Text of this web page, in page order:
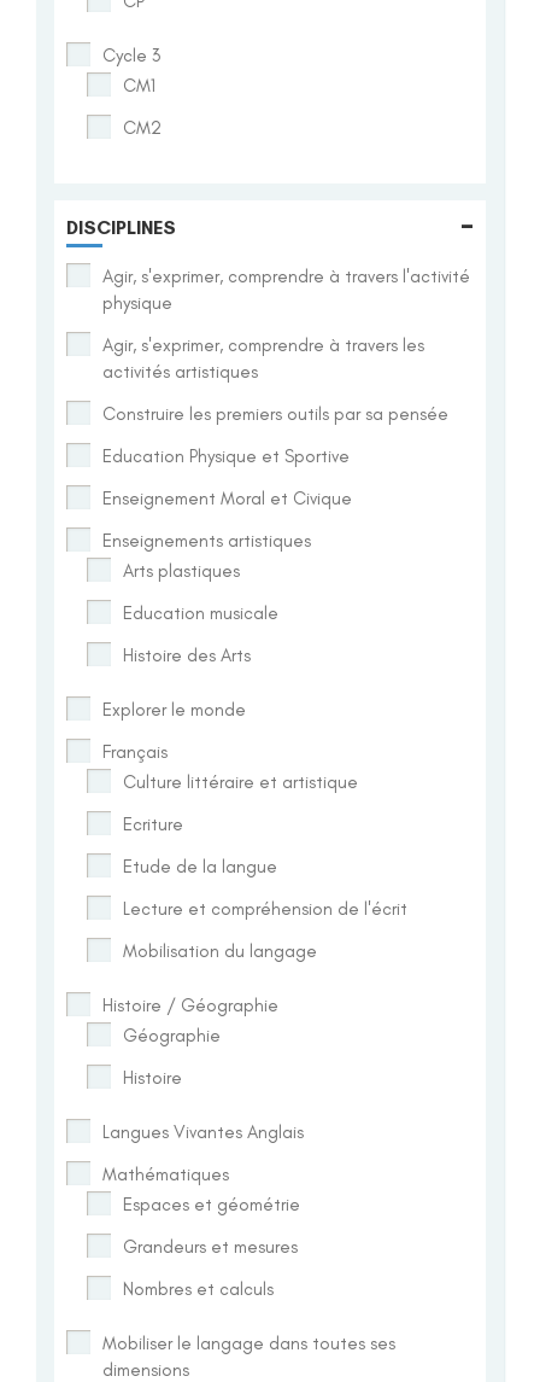
Cycle 3
CM1
CM2
DISCIPLINES -
Agir, s'exprimer, comprendre à travers l'activité
physique
Agir, s'exprimer, comprendre à travers les
activités artistiques
Construire les premiers outils par sa pensée
Education Physique et Sportive
Enseignement Moral et Civique
Enseignements artistiques
Arts plastiques
Education musicale
Histoire des Arts
Explorer le monde
Français
Culture littéraire et artistique
Ecriture
Etude de la langue
Lecture et compréhension de l'écrit
Mobilisation du langage
Histoire / Géographie
Géographie
Histoire
Langues Vivantes Anglais
Mathématiques
Espaces et géométrie
Grandeurs et mesures
Nombres et calculs
Mobiliser le langage dans toutes ses
dimensions